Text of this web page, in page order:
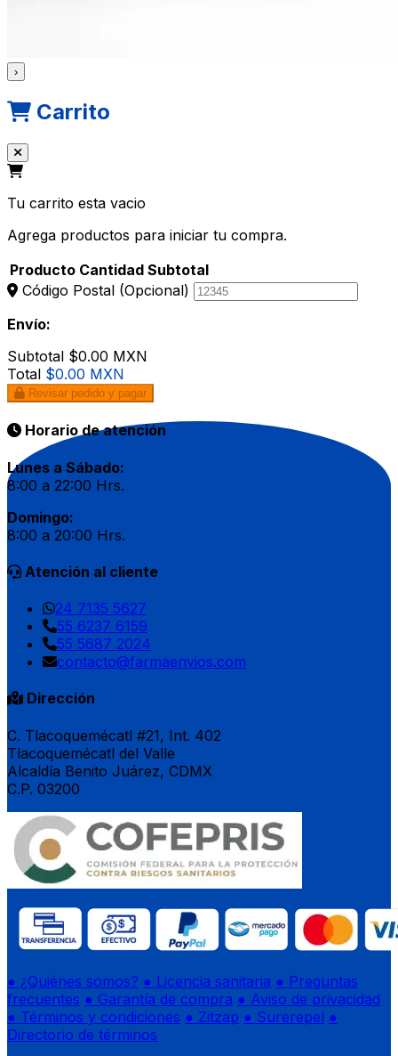
›
Carrito
Tu carrito esta vacio
Agrega productos para iniciar tu compra.
Producto Cantidad Subtotal
Código Postal (Opcional)
Envío:
Subtotal $0.00 MXN
Total $0.00 MXN
Revisar pedido y pagar
Horario de atención
Lunes a Sábado:
8:00 a 22:00 Hrs.
Domingo:
8:00 a 20:00 Hrs.
Atención al cliente
24 7135 5627
55 6237 6159
55 5687 2024
contacto@farmaenvios.com
Dirección
C. Tlacoquemécatl #21, Int. 402
Tlacoquemécatl del Valle
Alcaldía Benito Juárez, CDMX
C.P. 03200
● ¿Quiénes somos? ● Licencia sanitaria ● Preguntas
frecuentes ● Garantía de compra ● Aviso de privacidad
● Términos y condiciones ● Zitzap ● Surerepel ●
Directorio de términos